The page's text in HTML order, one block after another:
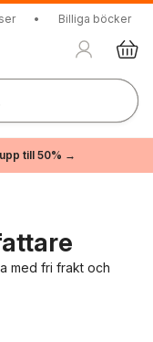
• Billiga böcker
till 50% →
med fri frakt och